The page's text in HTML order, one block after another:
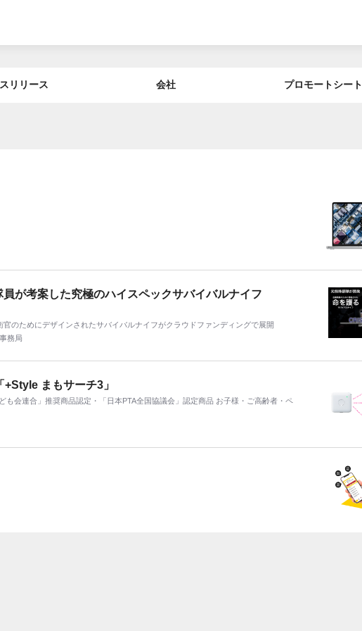
リリース 会社 プロモートシート
が考案した究極のハイスペックサバイバルナイフ
のためにデザインされたサバイバルナイフがクラウドファンディングで展開
務局
まもサーチ3」
会連合」推奨商品認定・「日本PTA全国協議会」認定商品 お子様・ご高齢者・ペ